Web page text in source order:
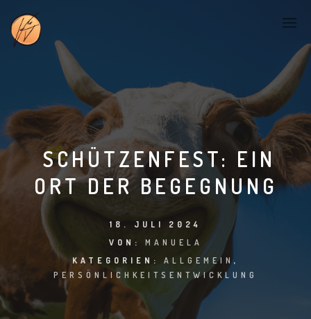
SCHÜTZENFEST: EIN
ORT DER BEGEGNUNG
18. JULI 2024
VON: MANUELA
KATEGORIEN: ALLGEMEIN,
PERSÖNLICHKEITSENTWICKLUNG